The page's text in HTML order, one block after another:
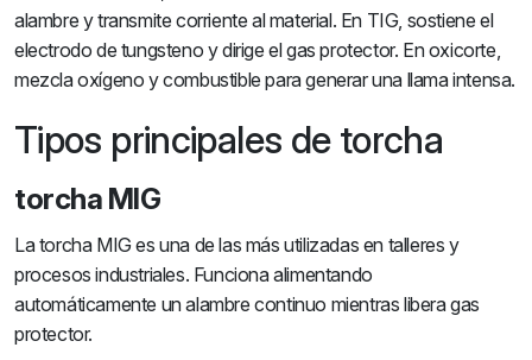
alambre y transmite corriente al material. En TIG, sostiene el
electrodo de tungsteno y dirige el gas protector. En oxicorte,
mezcla oxígeno y combustible para generar una llama intensa.
Tipos principales de torcha
torcha MIG
La torcha MIG es una de las más utilizadas en talleres y
procesos industriales. Funciona alimentando
automáticamente un alambre continuo mientras libera gas
protector.